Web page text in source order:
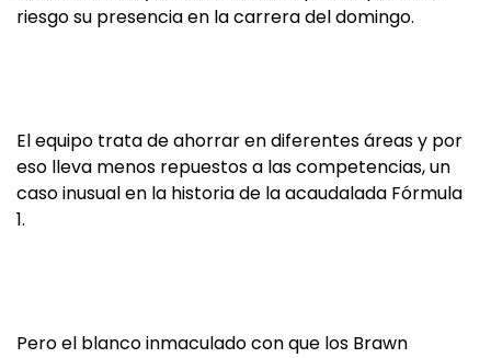
riesgo su presencia en la carrera del domingo.
El equipo trata de ahorrar en diferentes áreas y por
eso lleva menos repuestos a las competencias, un
caso inusual en la historia de la acaudalada Fórmula
1.
Pero el blanco inmaculado con que los Brawn